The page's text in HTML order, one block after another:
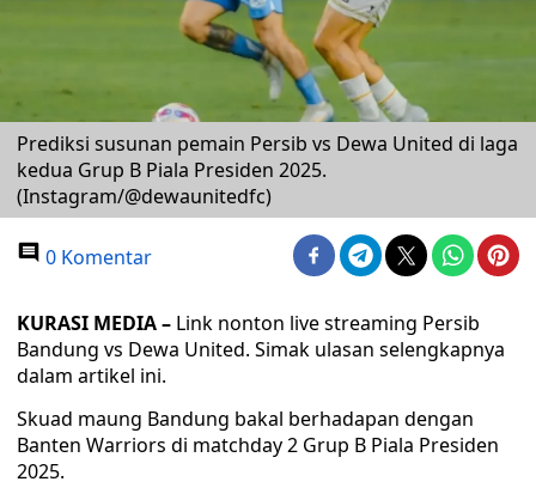
Prediksi susunan pemain Persib vs Dewa United di laga
kedua Grup B Piala Presiden 2025.
(Instagram/@dewaunitedfc)
0 Komentar
KURASI MEDIA – Link nonton live streaming Persib
Bandung vs Dewa United. Simak ulasan selengkapnya
dalam artikel ini.
Skuad maung Bandung bakal berhadapan dengan
Banten Warriors di matchday 2 Grup B Piala Presiden
2025.